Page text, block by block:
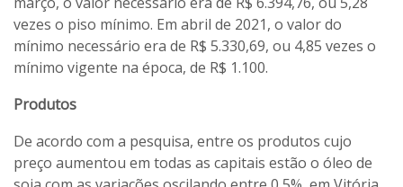
vezes o piso mínimo. Em abril de 2021, o valor do
mínimo necessário era de R$ 5.330,69, ou 4,85 vezes o
mínimo vigente na época, de R$ 1.100.
Produtos
De acordo com a pesquisa, entre os produtos cujo
preço aumentou em todas as capitais estão o óleo de